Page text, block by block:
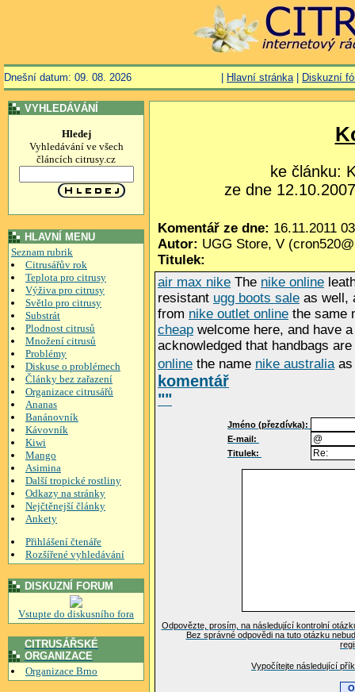
Dnešní datum: 09. 08. 2026 Hlavní stránka| Diskuzní
VYHLEDÁVÁNÍ
Hledej
Vyhledávání ve všech
článcích citrusy.cz
HLAVNÍ MENU
Seznam rubrik
Citrusářův rok
Teplota pro citrusy
Výživa pro citrusy
Světlo pro citrusy
Substrát
Plodnost citrusů
Množení citrusů
Problémy
Diskuse o problémech
Články bez zařazení
Organizace citrusářů
Ananas
Banánovník
Kávovník
Kiwi
Mango
Asimina
Další tropické rostliny
Odkazy na stránky
Nejčtěnejší články
Ankety
Přihlášení čtenáře
Rozšířené vyhledávání
DISKUZNÍ FORUM
Vstupte do diskusního fora
CITRUSÁŘSKÉ
ORGANIZACE
Organizace Brno
ke článku:
ze dne
Komentář ze dne: 16.11.2011
Autor: UGG Store, V
Titulek:
air max nike The nike online
resistant ugg boots sale as well,
from nike outlet online the same
cheap welcome here, and have
acknowledged that handbags
online the name nike australiaas
komentář
""
Jméno (přezdívka):
E-mail:
Titulek:
Odpovězte, prosím, na následující kontrolní
Bez správné odpovědi na tuto otázku
Vypočítejte následující